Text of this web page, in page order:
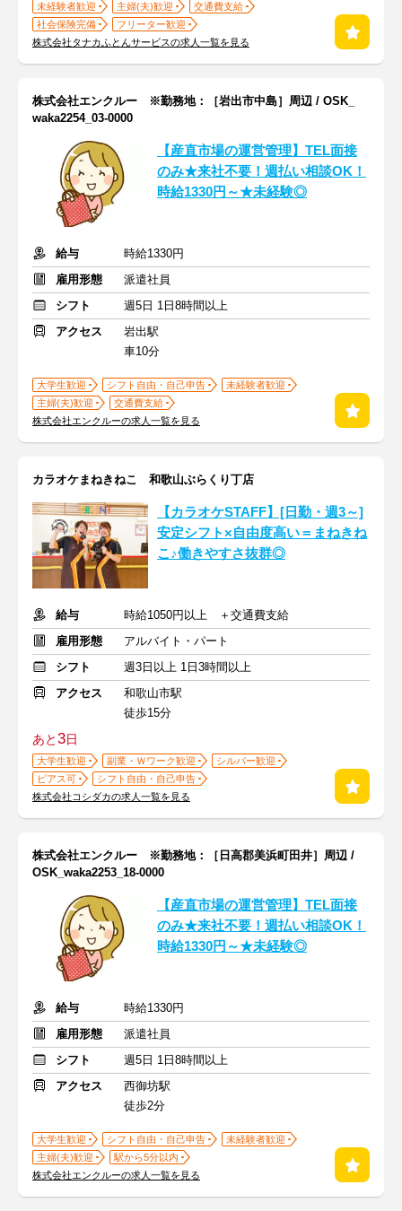
未経験者歓迎 主婦(夫)歓迎
交通費支給
社会保険完備
フリーター歓迎
株式会社タナカふとんサービスの求人一覧を見る
株式会社エンクルー ※勤務地：［岩出市中島］周辺 / OSK_
waka2254_03-0000
【産直市場の運営管理】TEL面接
のみ★来社不要！週払い相談OK！
時給1330円～★未経験◎
給与
時給1330円
雇用形態
派遣社員
シフト
週5日 1日8時間以上
アクセス
岩出駅
車10分
大学生歓迎 シフト自由・自己申告
未経験者歓迎
主婦(夫)歓迎
交通費支給
株式会社エンクルーの求人一覧を見る
カラオケまねきねこ 和歌山ぶらくり丁店
【カラオケSTAFF】[日勤・週3～]
安定シフト×自由度高い＝まねきね
こ♪働きやすさ抜群◎
給与
時給1050円以上 ＋交通費支給
雇用形態
アルバイト・パート
シフト
週3日以上 1日3時間以上
アクセス
和歌山市駅
徒歩15分
あと3日
大学生歓迎 副業・Ｗワーク歓迎
シルバー歓迎
ピアス可
シフト自由・自己申告
株式会社コシダカの求人一覧を見る
株式会社エンクルー ※勤務地：［日高郡美浜町田井］周辺 /
OSK_waka2253_18-0000
【産直市場の運営管理】TEL面接
のみ★来社不要！週払い相談OK！
時給1330円～★未経験◎
給与
時給1330円
雇用形態
派遣社員
シフト
週5日 1日8時間以上
アクセス
西御坊駅
徒歩2分
大学生歓迎 シフト自由・自己申告
未経験者歓迎
主婦(夫)歓迎
駅から5分以内
株式会社エンクルーの求人一覧を見る